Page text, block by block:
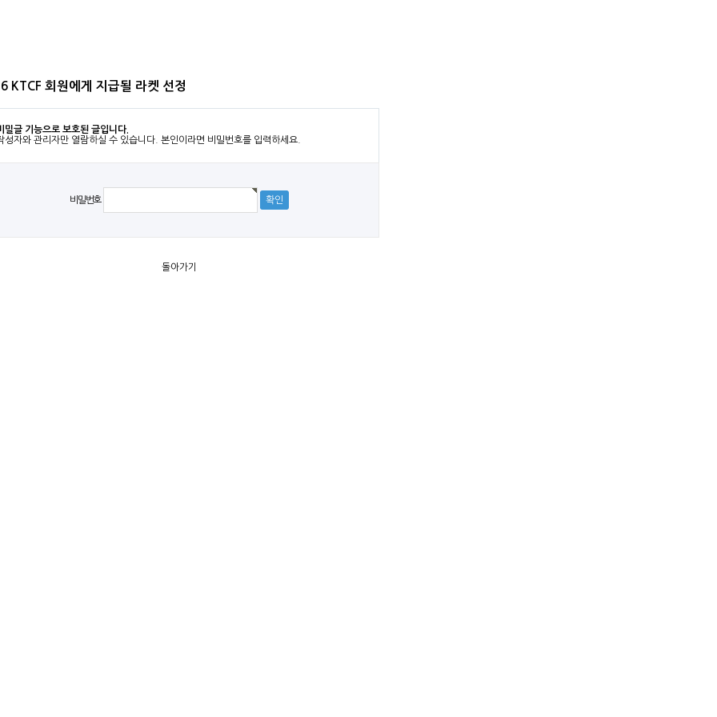
KTCF 회원에게 지급될 라켓 선정
밀글 기능으로 보호된 글입니다.
성자와 관리자만 열람하실 수 있습니다. 본인이라면 비밀번호를 입력하세요.
비밀번호
돌아가기